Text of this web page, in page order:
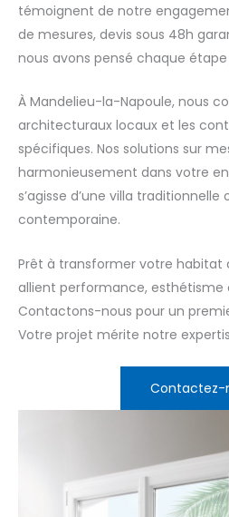
témoignent de notre
de mesures, devis sous 48h
nous avons pensé chaque
À Mandelieu-la-Napoule, nous
architecturaux locaux et les
spécifiques. Nos solutions sur
harmonieusement dans votre
s’agisse d’une villa
contemporaine.
Prêt à transformer votre habitat
allient performance, esthétisme
Contactons-nous pour un
Votre projet mérite notre
Contactez-